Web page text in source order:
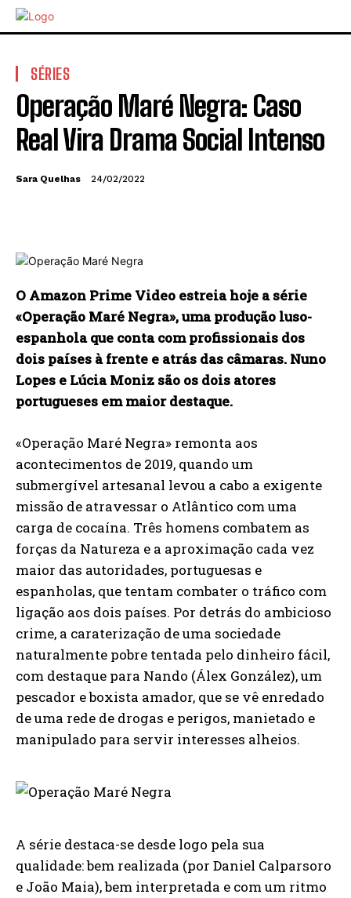
SÉRIES
Operação Maré Negra: Caso
Real Vira Drama Social Intenso
Sara Quelhas 24/02/2022
O Amazon Prime Video estreia hoje a série
«Operação Maré Negra», uma produção luso-
espanhola que conta com profissionais dos
dois países à frente e atrás das câmaras. Nuno
Lopes e Lúcia Moniz são os dois atores
portugueses em maior destaque.
«Operação Maré Negra» remonta aos
acontecimentos de 2019, quando um
submergível artesanal levou a cabo a exigente
missão de atravessar o Atlântico com uma
carga de cocaína. Três homens combatem as
forças da Natureza e a aproximação cada vez
maior das autoridades, portuguesas e
espanholas, que tentam combater o tráfico com
ligação aos dois países. Por detrás do ambicioso
crime, a caraterização de uma sociedade
naturalmente pobre tentada pelo dinheiro fácil,
com destaque para Nando (Álex González), um
pescador e boxista amador, que se vê enredado
de uma rede de drogas e perigos, manietado e
manipulado para servir interesses alheios.
A série destaca-se desde logo pela sua
qualidade: bem realizada (por Daniel Calparsoro
e João Maia), bem interpretada e com um ritmo